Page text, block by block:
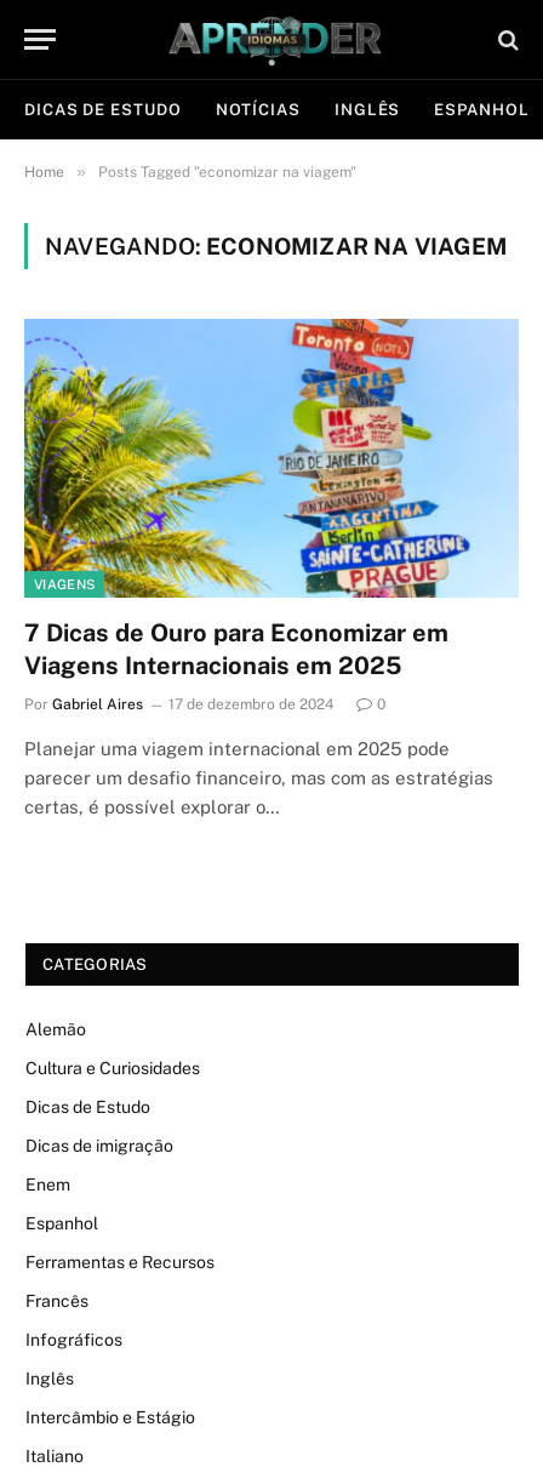
DICAS DE ESTUDO NOTÍCIAS INGLÊS ESPANHOL
Home » Posts Tagged "economizar na viagem"
NAVEGANDO: ECONOMIZAR NA VIAGEM
VIAGENS
7 Dicas de Ouro para Economizar em
Viagens Internacionais em 2025
Por Gabriel Aires 17 de dezembro de 2024 0
Planejar uma viagem internacional em 2025 pode
parecer um desafio financeiro, mas com as estratégias
certas, é possível explorar o…
CATEGORIAS
Alemão
Cultura e Curiosidades
Dicas de Estudo
Dicas de imigração
Enem
Espanhol
Ferramentas e Recursos
Francês
Infográficos
Inglês
Intercâmbio e Estágio
Italiano